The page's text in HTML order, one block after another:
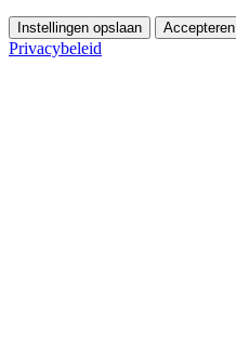
Instellingen opslaan Accepteren
Privacybeleid